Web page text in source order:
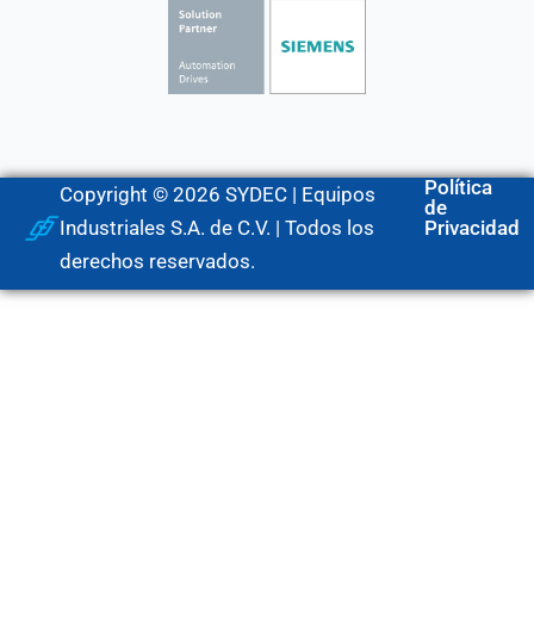
Copyright © 2026 SYDEC | Equipos
Industriales S.A. de C.V. | Todos los
derechos reservados.
Política
de
Privacidad